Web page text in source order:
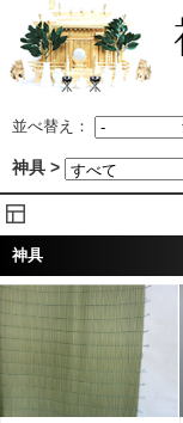
並べ替え：
神具 >
神具